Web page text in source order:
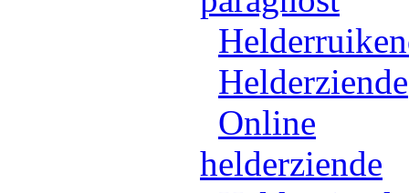
Helderziende
Online
helderziende